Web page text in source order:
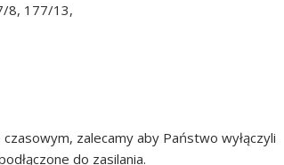
8, 177/13,
zalecamy aby Państwo wyłączyli
do zasilania.